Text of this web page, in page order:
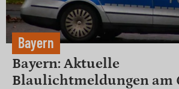
Bayern
Bayern: Aktuelle
Blaulichtmeldungen am